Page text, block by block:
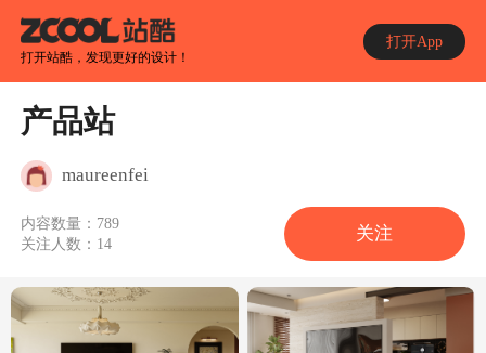
打开站酷，发现更好的设计！
打开App
产品站
maureenfei
内容数量： 789
关注人数： 14
关注